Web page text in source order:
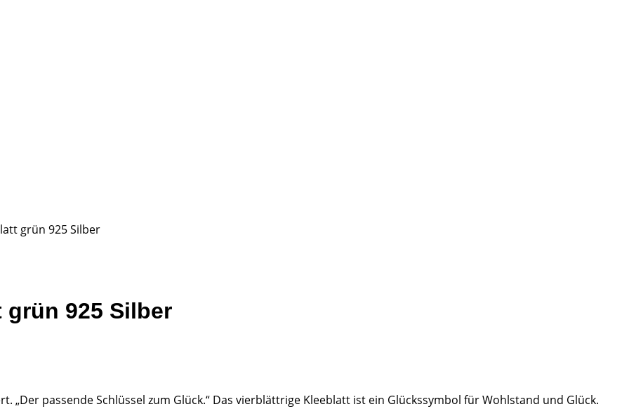
grün 925 Silber
925 Silber
„Der passende Schlüssel zum Glück.“ Das vierblättrige Kleeblatt ist ein Glückssymbol für Wohlstand und Glück.